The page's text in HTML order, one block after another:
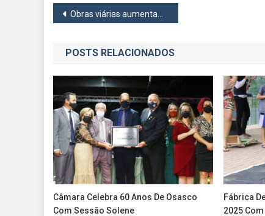
Navegação
de
Post
Obras viárias aumentam fluidez em Barueri
POSTS RELACIONADOS
Câmara Celebra 60 Anos De Osasco
Com Sessão Solene
Fábrica
2025